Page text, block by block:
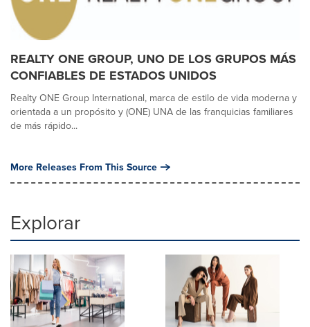
REALTY ONE GROUP, UNO DE LOS GRUPOS MÁS
CONFIABLES DE ESTADOS UNIDOS
Realty ONE Group International, marca de estilo de vida moderna y
orientada a un propósito y (ONE) UNA de las franquicias familiares
de más rápido...
More Releases From This Source
Explorar